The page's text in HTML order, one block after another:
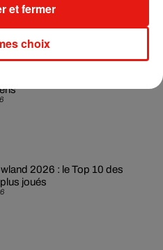
2026 : le Top 10 des
joués
choix
et fermer